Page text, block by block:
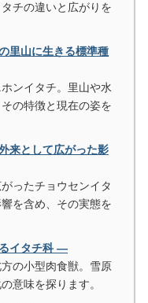
チの違いと広がりを
里山に生きる標準種
ンイタチ。里山や水
の特徴と現在の姿を
来として広がった影
ったチョウセンイタ
を含め、その実態を
イタチ科 ―
の小型肉食獣。雪原
意味を探ります。